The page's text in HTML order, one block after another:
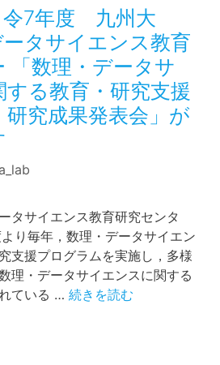
令7年度 九州大
タサイエンス教育
「数理・データサ
る教育・研究支援
究成果発表会」が
タサイエンス教育研究センタ
り毎年，数理・データサイエン
支援プログラムを実施し，多様
理・データサイエンスに関する
ている … 続きを読む